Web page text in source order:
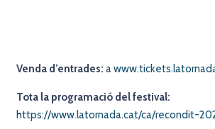
Venda d’entrades: a
Tota la programació del festival:
https://www.latornada.cat/ca/recondit-